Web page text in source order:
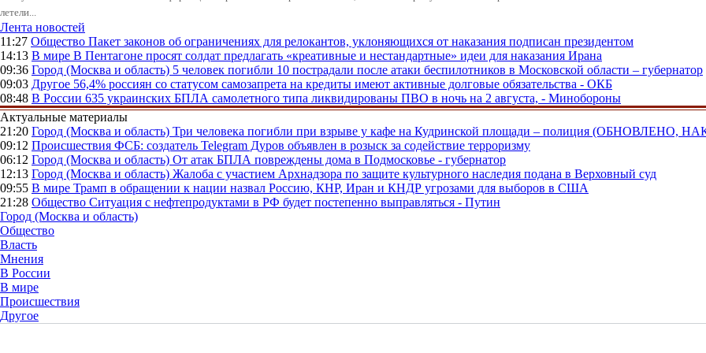
летели...
Лента новостей
11:27 Общество Пакет законов об ограничениях для релокантов, уклоняющихся от наказания подписан президентом
14:13 В мире В Пентагоне просят солдат предлагать «креативные и нестандартные» идеи для наказания Ирана
09:36 Город (Москва и область) 5 человек погибли 10 пострадали после атаки беспилотников в Московской области – губернатор
09:03 Другое 56,4% россиян со статусом самозапрета на кредиты имеют активные долговые обязательства - ОКБ
08:48 В России 635 украинских БПЛА самолетного типа ликвидированы ПВО в ночь на 2 августа, - Минобороны
Актуальные материалы
21:20 Город (Москва и область) Три человека погибли при взрыве у кафе на Кудринской площади – полиция (ОБНОВЛЕНО,
09:12 Происшествия ФСБ: создатель Telegram Дуров объявлен в розыск за содействие терроризму
06:12 Город (Москва и область) От атак БПЛА повреждены дома в Подмосковье - губернатор
12:13 Город (Москва и область) Жалоба с участием Архнадзора по защите культурного наследия подана в Верховный суд
09:55 В мире Трамп в обращении к нации назвал Россию, КНР, Иран и КНДР угрозами для выборов в США
21:28 Общество Ситуация с нефтепродуктами в РФ будет постепенно выправляться - Путин
Город (Москва и область)
Общество
Власть
Мнения
В России
В мире
Происшествия
Другое